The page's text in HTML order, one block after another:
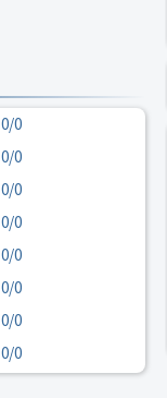
0/0
0/0
0/0
0/0
0/0
0/0
0/0
0/0